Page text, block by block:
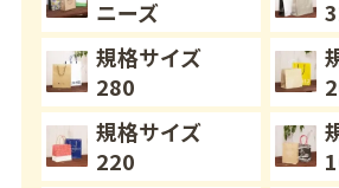
ニーズ
規格サイズ
280
規格サイズ
220